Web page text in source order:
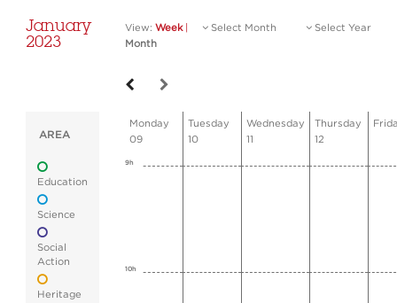
January
2023
View: Week
Month
Select Month Select Year
AREA
Education
Science
Social
Action
Heritage
Monday
09
Tuesday
10
Wednesday
11
Thursday
12
9h
10h